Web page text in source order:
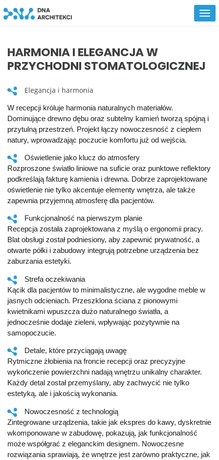
HARMONIA I ELEGANCJA W
PRZYCHODNI STOMATOLOGICZNEJ
Elegancja i harmonia
W recepcji króluje harmonia naturalnych materiałów.
Dominujące drewno dębu oraz subtelny kamień tworzą spójną i
przytulną przestrzeń. Projekt łączy nowoczesność z ciepłem
natury, wprowadzając poczucie komfortu już od wejścia.
Oświetlenie jako klucz do atmosfery
Rozproszone światło liniowe na suficie oraz punktowe reflektory
podkreślają fakturę kamienia i drewna. Dobrze zaprojektowane
oświetlenie nie tylko akcentuje elementy wnętrza, ale także
zapewnia przyjemną atmosferę dla pacjentów.
Funkcjonalność na pierwszym planie
Recepcja została zaprojektowana z myślą o ergonomii pracy.
Blat obsługi został podniesiony, aby zapewnić prywatność, a
otwarte półki i zabudowy integrują potrzebne urządzenia bez
zaburzania estetyki.
Strefa oczekiwania
Kącik dla pacjentów to minimalistyczne, ale wygodne meble w
jasnych odcieniach. Przeszklona ściana z pionowymi
kwietnikami wpuszcza dużo naturalnego światła, a
jednocześnie dodaje zieleni, wpływając pozytywnie na
samopoczucie.
Detale, które przyciągają uwagę
Rytmiczne żłobienia na froncie recepcji oraz precyzyjne
wykończenie powierzchni nadają wnętrzu unikalny charakter.
Każdy detal został przemyślany, aby zachwycić nie tylko
estetyką, ale i jakością wykonania.
Nowoczesność z technologią
Zintegrowane urządzenia, takie jak ekspres do kawy, dyskretnie
wkomponowane w zabudowę, pokazują, jak funkcjonalność
może współgrać z eleganckim designem. Nowoczesne
rozwiązania sprawiają, że wnętrze jest zarówno praktyczne, jak